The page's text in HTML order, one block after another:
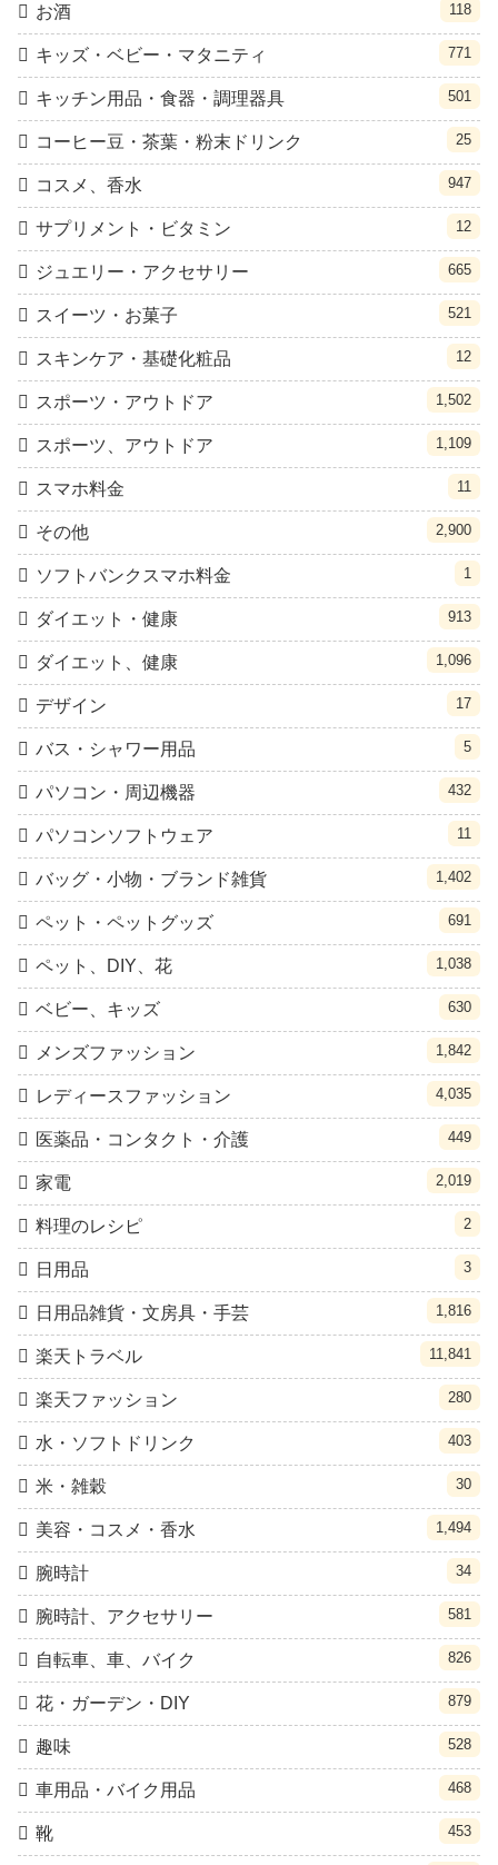
お酒 118
キッズ・ベビー・マタニティ 771
キッチン用品・食器・調理器具 501
コーヒー豆・茶葉・粉末ドリンク 25
コスメ、香水 947
サプリメント・ビタミン 12
ジュエリー・アクセサリー 665
スイーツ・お菓子 521
スキンケア・基礎化粧品 12
スポーツ・アウトドア 1,502
スポーツ、アウトドア 1,109
スマホ料金 11
その他 2,900
ソフトバンクスマホ料金 1
ダイエット・健康 913
ダイエット、健康 1,096
デザイン 17
バス・シャワー用品 5
パソコン・周辺機器 432
パソコンソフトウェア 11
バッグ・小物・ブランド雑貨 1,402
ペット・ペットグッズ 691
ペット、DIY、花 1,038
ベビー、キッズ 630
メンズファッション 1,842
レディースファッション 4,035
医薬品・コンタクト・介護 449
家電 2,019
料理のレシピ 2
日用品 3
日用品雑貨・文房具・手芸 1,816
楽天トラベル 11,841
楽天ファッション 280
水・ソフトドリンク 403
米・雑穀 30
美容・コスメ・香水 1,494
腕時計 34
腕時計、アクセサリー 581
自転車、車、バイク 826
花・ガーデン・DIY 879
趣味 528
車用品・バイク用品 468
靴 453